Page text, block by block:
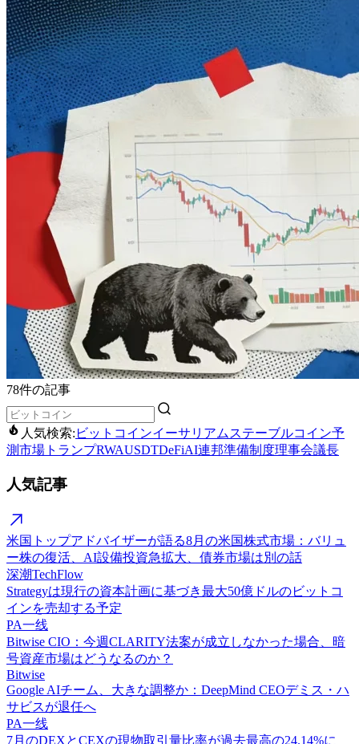
78件の記事
人気検索: ビットコインイーサリアム ステーブルコイン予
測市場 トランプRWAUSDTDeFiAI連邦準備制度理事会議長
人気記事
米国トップアドバイザーが語る8月の米国株式市場：バリュ
ー株の復活、AI設備投資急拡大、債券市場は別の話
深潮TechFlow
Strategyは現行の資本計画に基づき最大50億ドルのビットコ
インを売却する予定
PA一线
Bitwise CIO：今週CLARITY法案が成立しなかった場合、暗
号資産市場はどうなるのか？
Bitwise
Google AIチーム、大きな調整か：DeepMind CEOデミス・ハ
サビスが退任へ
PA一线
7月のDEXとCEXの現物取引量比率が過去最高の24.14%に